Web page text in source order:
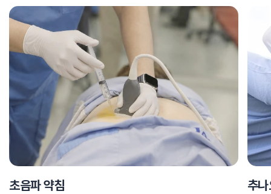
초음파 약침 추